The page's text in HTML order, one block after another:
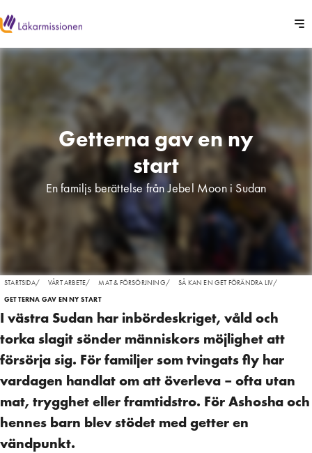
Getterna gav en ny
start
En familjs berättelse från Jebel Moon i Sudan
STARTSIDA/ VÅRT ARBETE/ MAT & FÖRSÖRJNING/ SÅ KAN EN GET FÖRÄNDRA LIV/
GETTERNA GAV EN NY START
I västra Sudan har inbördeskriget, våld och
torka slagit sönder människors möjlighet att
försörja sig. För familjer som tvingats fly har
vardagen handlat om att överleva – ofta utan
mat, trygghet eller framtidstro. För Ashosha och
hennes barn blev stödet med getter en
vändpunkt.